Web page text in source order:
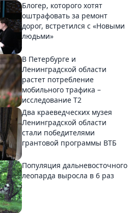
Блогер, которого хотят
оштрафовать за ремонт
дорог, встретился с «Новыми
людьми»
В Петербурге и
Ленинградской области
растет потребление
мобильного трафика –
исследование T2
Два краеведческих музея
Ленинградской области
стали победителями
грантовой программы ВТБ
Популяция дальневосточного
леопарда выросла в 6 раз